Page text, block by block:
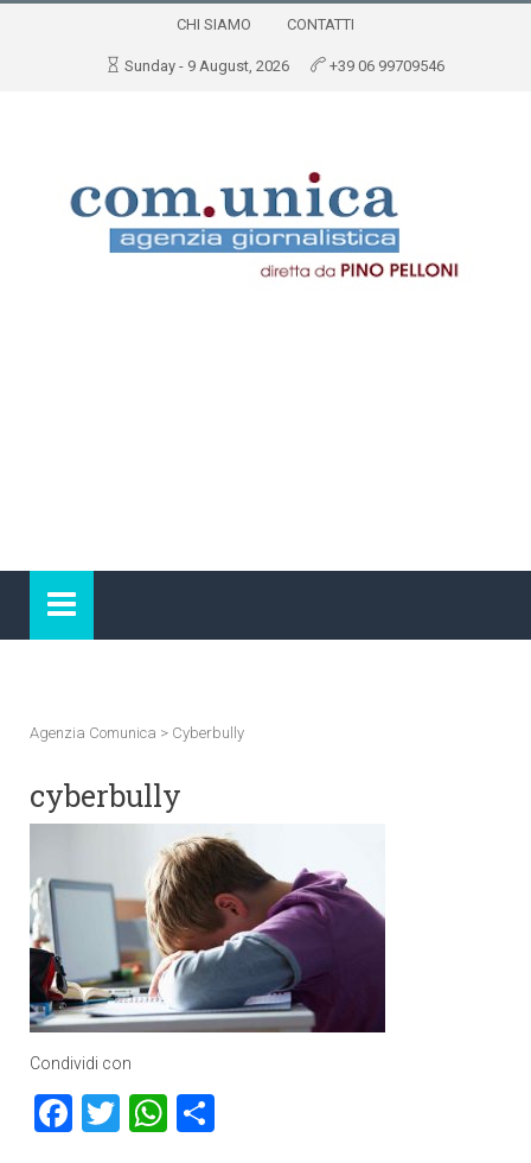
CHI SIAMO CONTATTI
Sunday - 9 August, 2026 +39 06 99709546
Agenzia Comunica > Cyberbully
cyberbully
Condividi con
Facebook
TwitterWhatsApp